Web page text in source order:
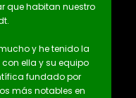
que habitan nuestro
y he tenido la
ella y su equipo
fundado por
más notables en